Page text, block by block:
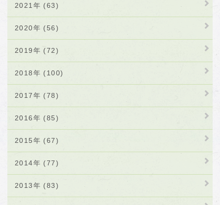
2021年 (63)
2020年 (56)
2019年 (72)
2018年 (100)
2017年 (78)
2016年 (85)
2015年 (67)
2014年 (77)
2013年 (83)